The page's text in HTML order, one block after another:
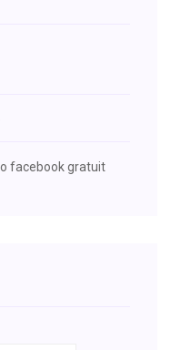
facebook gratuit